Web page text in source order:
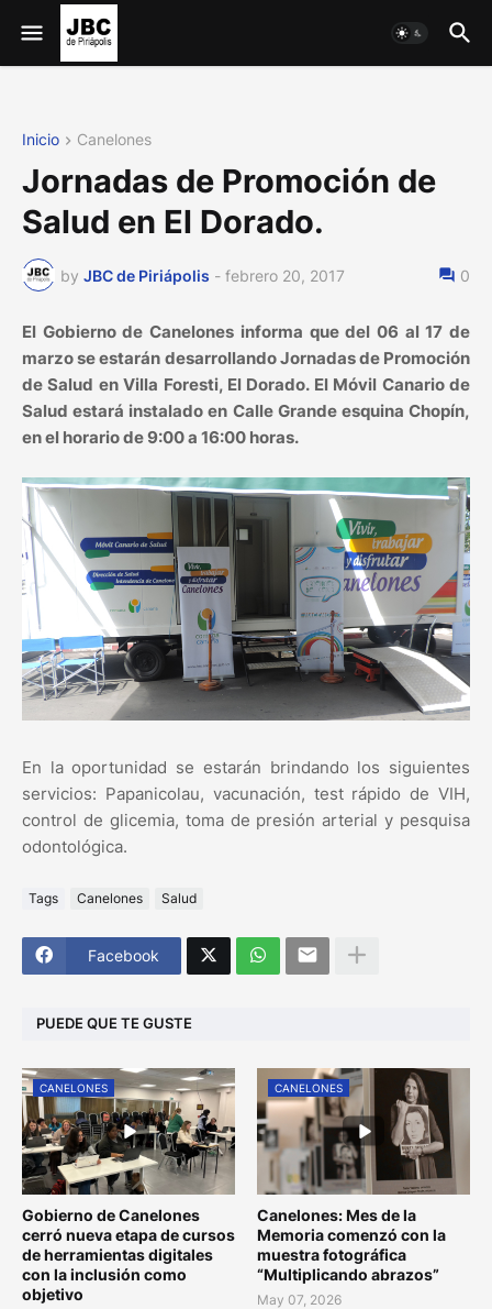
Inicio Canelones
Jornadas de Promoción de
Salud en El Dorado.
by JBC de Piriápolis - febrero 20, 2017 0
El Gobierno de Canelones informa que del 06 al 17 de
marzo se estarán desarrollando Jornadas de Promoción
de Salud en Villa Foresti, El Dorado. El Móvil Canario de
Salud estará instalado en Calle Grande esquina Chopín,
en el horario de 9:00 a 16:00 horas.
En la oportunidad se estarán brindando los siguientes
servicios: Papanicolau, vacunación, test rápido de VIH,
control de glicemia, toma de presión arterial y pesquisa
odontológica.
Tags Canelones Salud
Facebook
PUEDE QUE TE GUSTE
CANELONES
Gobierno de Canelones
cerró nueva etapa de cursos
de herramientas digitales
con la inclusión como
objetivo
CANELONES
Canelones: Mes de la
Memoria comenzó con la
muestra fotográfica
“Multiplicando abrazos”
May 07, 2026